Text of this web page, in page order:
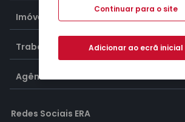
Imóveis
Trabalhar na ERA
Agências ERA
Redes Sociais ERA
Continuar para o site
Adicionar ao ecrã inicial